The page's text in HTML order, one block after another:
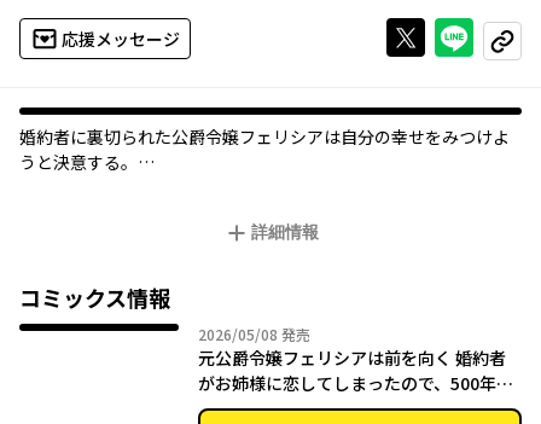
応援メッセージ Xで投稿する
ライン
コピー
婚約者に裏切られた公爵令嬢フェリシアは自分の幸せをみつけよ
うと決意する。
元公爵令嬢フェリシアの第二の人生が始まる。
詳細情報
コミックス情報
2026/05/08 2026年05月08日
発売
元公爵令嬢フェリシアは前を向く 婚約者
がお姉様に恋してしまったので、500年後
の世界で幸せになります 1